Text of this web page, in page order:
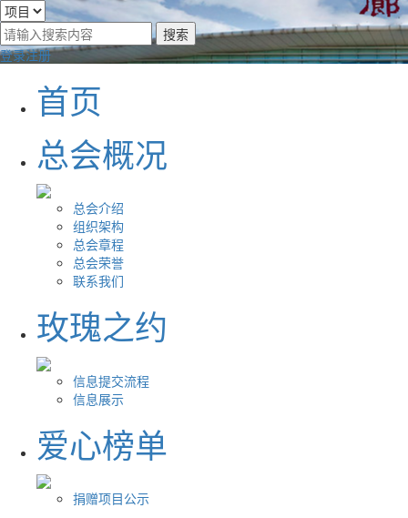
登录注册
首页
总会概况
总会介绍
组织架构
总会章程
总会荣誉
联系我们
玫瑰之约
信息提交流程
信息展示
爱心榜单
捐赠项目公示